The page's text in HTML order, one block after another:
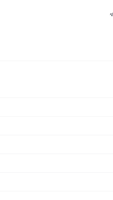
会
项目进行了如下重要更新